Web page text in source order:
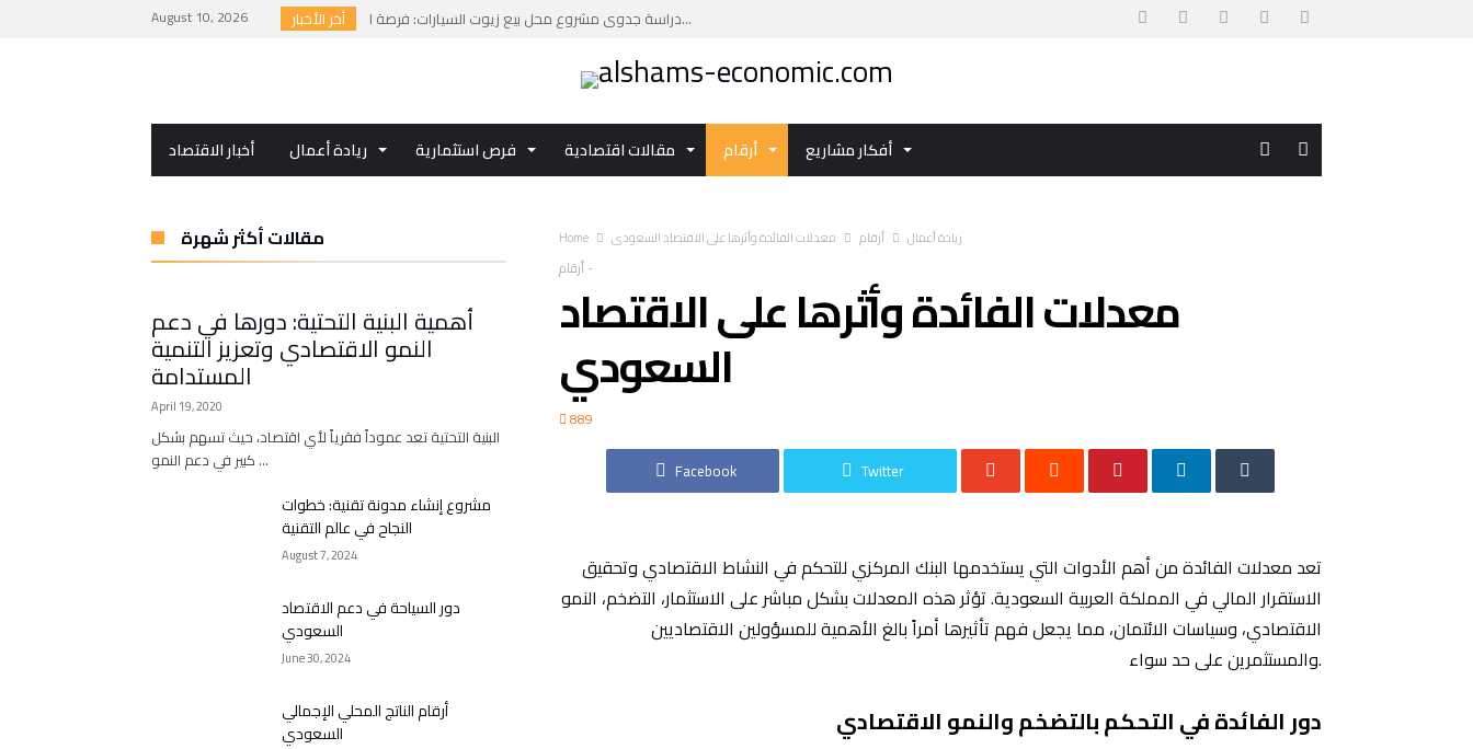
August 10, 2026 أخر الأخبار
دراسة جدوى مشروع محل بيع زيوت السيارات: فرصة ا...
دليلك العملي لإعداد دراسة جدوى مشروع مركز صحي ...
اكتشف تفاصيل الفرصة الاستثمارية دراسة جدوى مشر...
استثمر في دراسة جدوى مشروع الاستزراع السمكي با...
أخبار الاقتصاد ريادة أعمال فرص استثمارية مقالات اقتصادية أرقام أفكار مشاريع
Home ريادة أعمال أرقام معدلات الفائدة وأثرها على الاقتصاد السعودي
أرقام-
معدلات الفائدة وأثرها على الاقتصاد
السعودي
889
Facebook Twitter
تعد معدلات الفائدة من أهم الأدوات التي يستخدمها البنك المركزي للتحكم في النشاط الاقتصادي وتحقيق
الاستقرار المالي في المملكة العربية السعودية. تؤثر هذه المعدلات بشكل مباشر على الاستثمار، التضخم، النمو
الاقتصادي، وسياسات الائتمان، مما يجعل فهم تأثيرها أمراً بالغ الأهمية للمسؤولين الاقتصاديين
والمستثمرين على حد سواء.
دور الفائدة في التحكم بالتضخم والنمو الاقتصادي
مقالات أكثر شهرة
أهمية البنية التحتية: دورها في دعم
النمو الاقتصادي وتعزيز التنمية
المستدامة
April 19, 2020
البنية التحتية تعد عموداً فقرياً لأي اقتصاد، حيث تسهم بشكل
كبير في دعم النمو …
مشروع إنشاء مدونة تقنية: خطوات
النجاح في عالم التقنية
August 7, 2024
دور السياحة في دعم الاقتصاد
السعودي
June 30, 2024
أرقام الناتج المحلي الإجمالي
السعودي